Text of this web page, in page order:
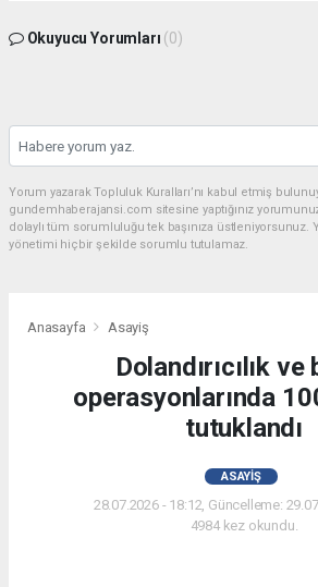
Okuyucu Yorumları (0)
Yorum yazarak Topluluk Kuralları’nı kabul etmiş
gundemhaberajansi.com sitesine yaptığınız
dolaylı tüm sorumluluğu tek başınıza üstleniyorsunuz.
yönetimi hiçbir şekilde sorumlu tutulamaz.
Anasayfa Asayiş
Dolandırıcılık ve
operasyonlarında
tutuklandı
ASAYIŞ
28.07.2026 - 18:12, Güncelleme:
4984 kez okundu.